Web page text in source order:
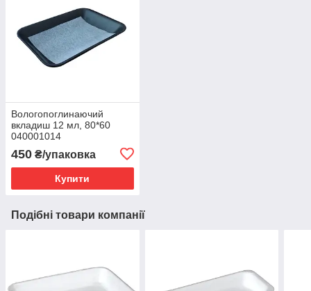
Вологопоглинаючий
вкладиш 12 мл, 80*60
040001014
450 ₴/упаковка
Купити
Подібні товари компанії